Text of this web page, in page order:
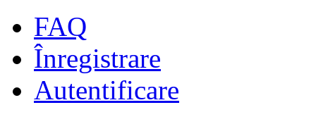
FAQ
Înregistrare
Autentificare